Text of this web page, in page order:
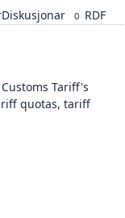
Diskusjonar 0 RDF
Tariff's
quotas, tariff